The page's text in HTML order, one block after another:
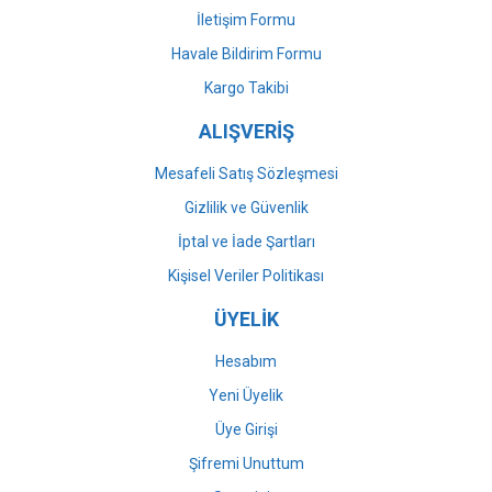
Gönder
İletişim Formu
Havale Bildirim Formu
Kargo Takibi
ALIŞVERİŞ
Mesafeli Satış Sözleşmesi
Gizlilik ve Güvenlik
İptal ve İade Şartları
Kişisel Veriler Politikası
ÜYELİK
Hesabım
Yeni Üyelik
Üye Girişi
Şifremi Unuttum